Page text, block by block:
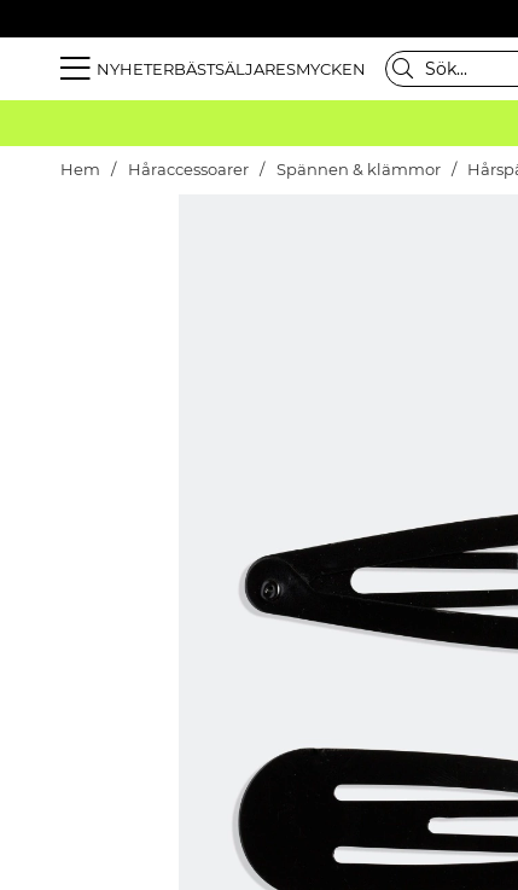
NYHETERBÄSTSÄLJARESMYCKEN
Hem Håraccessoarer Spännen & klämmor